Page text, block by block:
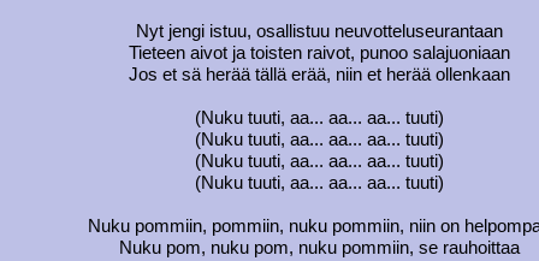
Nyt jengi istuu, osallistuu neuvotteluseurantaan
Tieteen aivot ja toisten raivot, punoo salajuoniaan
Jos et sä herää tällä erää, niin et herää ollenkaan
(Nuku tuuti, aa... aa... aa... tuuti)
(Nuku tuuti, aa... aa... aa... tuuti)
(Nuku tuuti, aa... aa... aa... tuuti)
(Nuku tuuti, aa... aa... aa... tuuti)
Nuku pommiin, pommiin, nuku pommiin, niin on
Nuku pom, nuku pom, nuku pommiin, se rauhoittaa